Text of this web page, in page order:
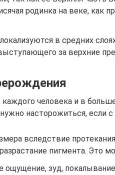
родинка на веке, как
в средних
за верхние
человека и в
насторожиться, если
вследствие
пигмента. Это
зуд,